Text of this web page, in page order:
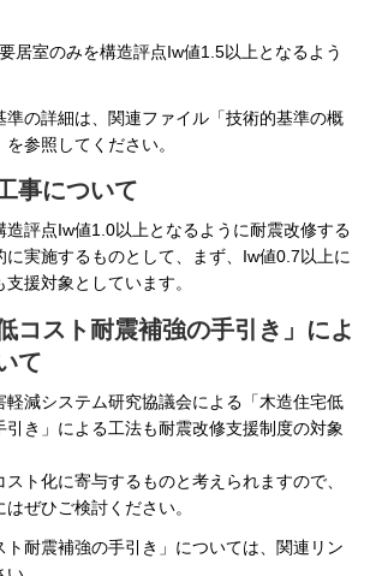
居室のみを構造評点Iw値1.5以上となるよう
の詳細は、関連ファイル「技術的基準の概
参照してください。
事について
造評点Iw値1.0以上となるように耐震改修する
に実施するものとして、まず、Iw値0.7以上に
援対象としています。
コスト耐震補強の手引き」によ
て
軽減システム研究協議会による「木造住宅低
引き」による工法も耐震改修支援制度の対象
ト化に寄与するものと考えられますので、
ぜひご検討ください。
耐震補強の手引き」については、関連リン